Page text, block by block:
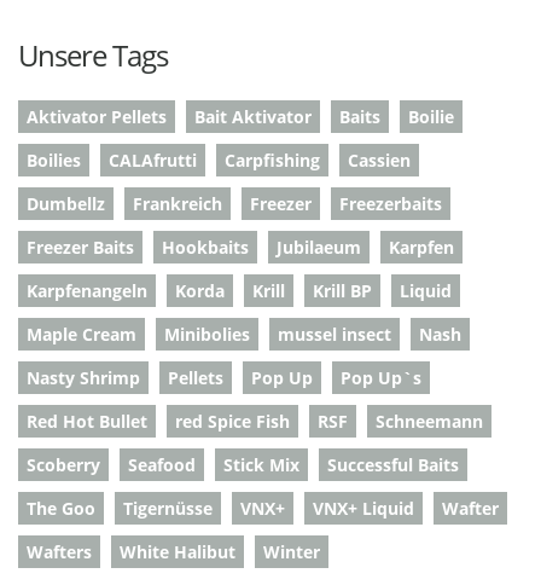
Unsere Tags
Aktivator Pellets Bait Aktivator Baits
Boilie
Boilies
CALAfrutti Carpfishing
Cassien
Dumbellz
Frankreich Freezer
Freezerbaits
Freezer Baits
Hookbaits Jubilaeum
Karpfen
Karpfenangeln
Korda Krill Krill BP
Liquid
Maple Cream
Minibolies mussel insect
Nash
Nasty Shrimp
Pellets Pop Up
Pop Up`s
Red Hot Bullet
red Spice Fish RSF
Schneemann
Scoberry
Seafood Stick Mix
Successful Baits
The Goo
Tigernüsse VNX+ VNX+ Liquid
Wafter
Wafters
White Halibut Winter